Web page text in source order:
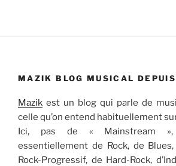
MAZIK BLOG MUSICAL
Mazik est un blog qui parle de
celle qu’on entend habituellement
Ici, pas de « Mainstream
essentiellement de Rock, de Blues,
Rock-Progressif, de Hard-Rock,